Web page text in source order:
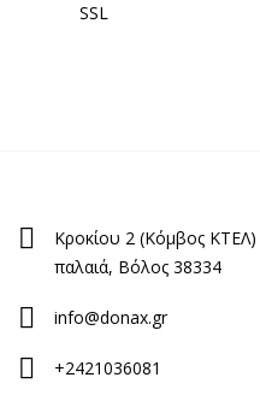
SSL
Κροκίου 2 (Κόμβος ΚΤΕΛ)
παλαιά, Βόλος 38334
info@donax.gr
+2421036081